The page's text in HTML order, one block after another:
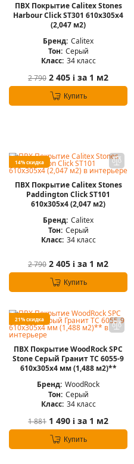
ПВХ Покрытие Calitex Stones
Harbour Click ST301 610x305x4
(2,047 м2)
Бренд: Calitex
Тон: Серый
Класс: 34 класс
2 790 2 405 i за 1 м2
Купить
14% скидка
ПВХ Покрытие Calitex Stones
Paddington Click ST101
610x305x4 (2,047 м2)
Бренд: Calitex
Тон: Серый
Класс: 34 класс
2 790 2 405 i за 1 м2
Купить
21% скидка
ПВХ Покрытие WoodRock SPC
Stone Серый Гранит TC 6055-9
610х305х4 мм (1,488 м2)**
Бренд: WoodRock
Тон: Серый
Класс: 34 класс
1 881 1 490 i за 1 м2
Купить